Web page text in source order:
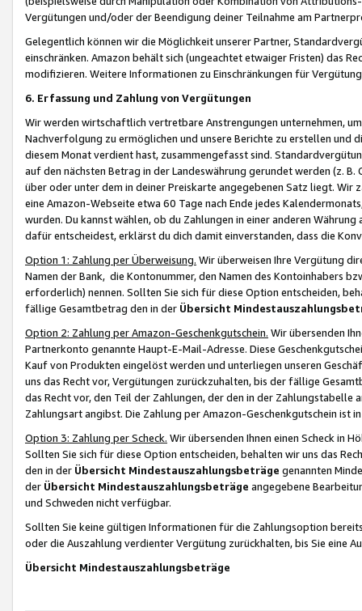
Vergütungen und/oder der Beendigung deiner Teilnahme am
Gelegentlich können wir die Möglichkeit unserer Partner,
einschränken. Amazon behält sich (ungeachtet etwaiger Fristen) das
modifizieren. Weitere Informationen zu Einschränkungen für
6. Erfassung und Zahlung von Vergütungen
Wir werden wirtschaftlich vertretbare Anstrengungen unternehmen,
Nachverfolgung zu ermöglichen und unsere Berichte zu erstellen und
diesem Monat verdient hast, zusammengefasst sind.
auf den nächsten Betrag in der Landeswährung gerundet werden (z.
über oder unter dem in deiner Preiskarte angegebenen Satz liegt.
eine Amazon-Webseite etwa 60 Tage nach Ende jedes
wurden. Du kannst wählen, ob du Zahlungen in einer anderen
dafür entscheidest, erklärst du dich damit einverstanden, dass die
Option 1: Zahlung per Überweisung. Wir überweisen Ihre Vergütung
Namen der Bank, die Kontonummer, den Namen des Kontoinhabers
erforderlich) nennen. Sollten Sie sich für diese Option entscheiden,
fällige Gesamtbetrag den in der Übersicht
Option 2: Zahlung per Amazon-Geschenkgutschein. Wir übersenden
Partnerkonto genannte Haupt-E-Mail-Adresse. Diese
Kauf von Produkten eingelöst werden und unterliegen unseren
uns das Recht vor, Vergütungen zurückzuhalten, bis der fällige
das Recht vor, den Teil der Zahlungen, der den in der
Zahlungsart angibst. Die Zahlung per Amazon-Geschenkgutschein ist
Option 3: Zahlung per Scheck. Wir übersenden Ihnen einen Scheck in
Sollten Sie sich für diese Option entscheiden, behalten wir uns das
den in der Übersicht Mindestauszahlungsbeträge genannten
der Übersicht Mindestauszahlungsbeträge angegebene
und Schweden nicht verfügbar.
Sollten Sie keine gültigen Informationen für die Zahlungsoption
oder die Auszahlung verdienter Vergütung zurückhalten, bis Sie
Übersicht Mindestauszahlungsbeträge